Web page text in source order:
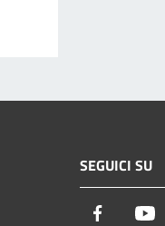
SEGUICI SU
Facebook